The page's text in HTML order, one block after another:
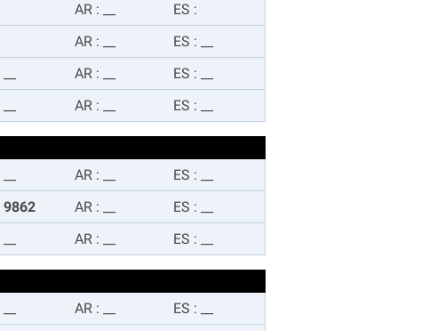
AR : ES :
AR : ES :
AR : ES :
AR : ES :
AR : ES :
9862 AR : ES :
AR : ES :
AR : ES :